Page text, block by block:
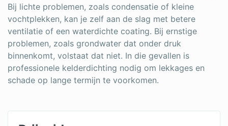
Bij lichte problemen, zoals condensatie of kleine
vochtplekken, kan je zelf aan de slag met betere
ventilatie of een waterdichte coating. Bij ernstige
problemen, zoals grondwater dat onder druk
binnenkomt, volstaat dat niet. In die gevallen is
professionele kelderdichting nodig om lekkages en
schade op lange termijn te voorkomen.